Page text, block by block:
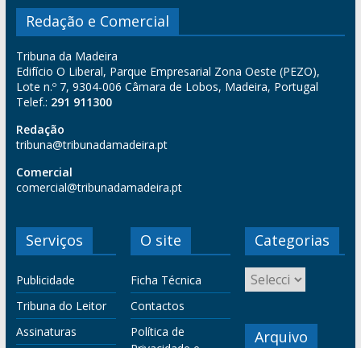
Redação e Comercial
Tribuna da Madeira
Edifício O Liberal, Parque Empresarial Zona Oeste (PEZO),
Lote n.º 7, 9304-006 Câmara de Lobos, Madeira, Portugal
Telef.: 291 911300
Redação
tribuna@tribunadamadeira.pt
Comercial
comercial@tribunadamadeira.pt
Serviços
Publicidade
Tribuna do Leitor
Assinaturas
O site
Ficha Técnica
Contactos
Política de
Categorias
Arquivo